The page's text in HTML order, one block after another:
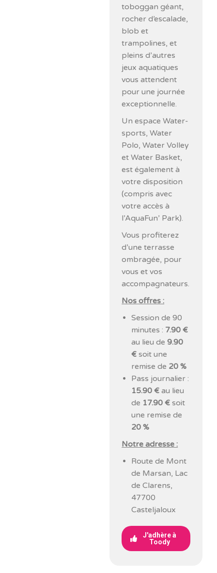
toboggan géant,
rocher d’escalade,
blob et
trampolines, et
pleins d’autres
jeux aquatiques
vous attendent
pour une journée
exceptionnelle.
Un espace Water-
sports, Water
Polo, Water Volley
et Water Basket,
est également à
votre disposition
(compris avec
votre accès à
l’AquaFun’ Park).
Vous profiterez
d’une terrasse
ombragée, pour
vous et vos
accompagnateurs.
Nos offres :
Session de 90
minutes : 7.90 €
au lieu de9.90
€ soit une
remise de 20 %
Pass journalier :
15.90 €au lieu
de 17.90 € soit
une remise de
20 %
Notre adresse :
Route de Mont
de Marsan, Lac
de Clarens,
47700
Casteljaloux
J'adhère à
Toody